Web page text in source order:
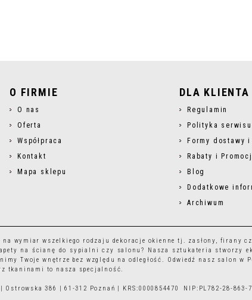
O FIRMIE
O nas
Oferta
Współpraca
Kontakt
Mapa sklepu
DLA KLIENTA
Regulamin
Polityka serwisu
Formy dostawy i
Rabaty i
Blog
Dodatkowe
Archiwum
wymiar wszelkiego rodzaju dekoracje okienne tj. zasłony, firany
na ścianę do sypialni czy salonu? Nasza sztukateria stworzy
Twoje wnętrze bez względu na odległość. Odwiedź nasz salon
tkaninami to nasza specjalność.
386 | 61-312 Poznań | KRS:0000854470 NIP:PL782-28-863-